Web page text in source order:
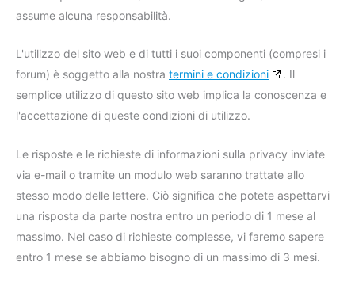
assume alcuna responsabilità.
L'utilizzo del sito web e di tutti i suoi componenti (compresi i
forum) è soggetto alla nostra termini e condizioni
. Il
semplice utilizzo di questo sito web implica la conoscenza e
l'accettazione di queste condizioni di utilizzo.
Le risposte e le richieste di informazioni sulla privacy inviate
via e-mail o tramite un modulo web saranno trattate allo
stesso modo delle lettere. Ciò significa che potete aspettarvi
una risposta da parte nostra entro un periodo di 1 mese al
massimo. Nel caso di richieste complesse, vi faremo sapere
entro 1 mese se abbiamo bisogno di un massimo di 3 mesi.